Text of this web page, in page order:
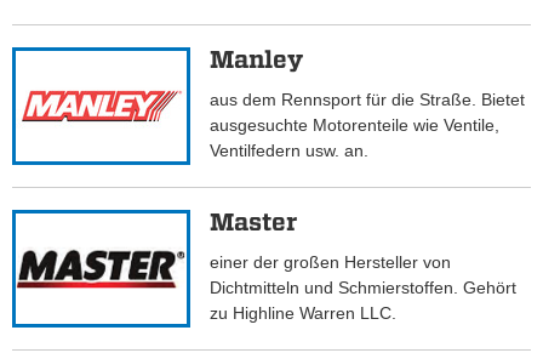
Manley
aus dem Rennsport für die Straße. Bietet
ausgesuchte Motorenteile wie Ventile,
Ventilfedern usw. an.
Master
einer der großen Hersteller von
Dichtmitteln und Schmierstoffen. Gehört
zu Highline Warren LLC.